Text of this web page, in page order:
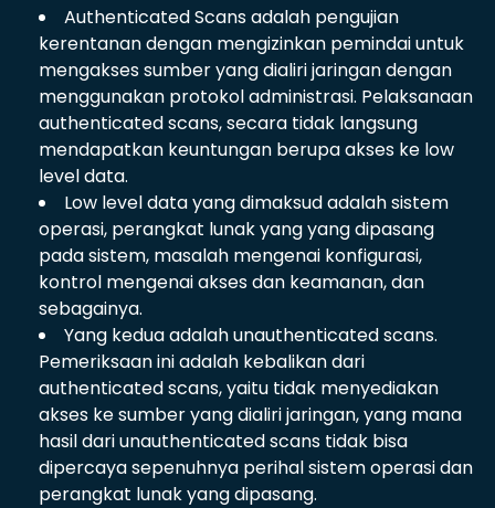
Authenticated Scans adalah pengujian
kerentanan dengan mengizinkan pemindai untuk
mengakses sumber yang dialiri jaringan dengan
menggunakan protokol administrasi. Pelaksanaan
authenticated scans, secara tidak langsung
mendapatkan keuntungan berupa akses ke low
level data.
Low level data yang dimaksud adalah sistem
operasi, perangkat lunak yang yang dipasang
pada sistem, masalah mengenai konfigurasi,
kontrol mengenai akses dan keamanan, dan
sebagainya.
Yang kedua adalah unauthenticated scans.
Pemeriksaan ini adalah kebalikan dari
authenticated scans, yaitu tidak menyediakan
akses ke sumber yang dialiri jaringan, yang mana
hasil dari unauthenticated scans tidak bisa
dipercaya sepenuhnya perihal sistem operasi dan
perangkat lunak yang dipasang.